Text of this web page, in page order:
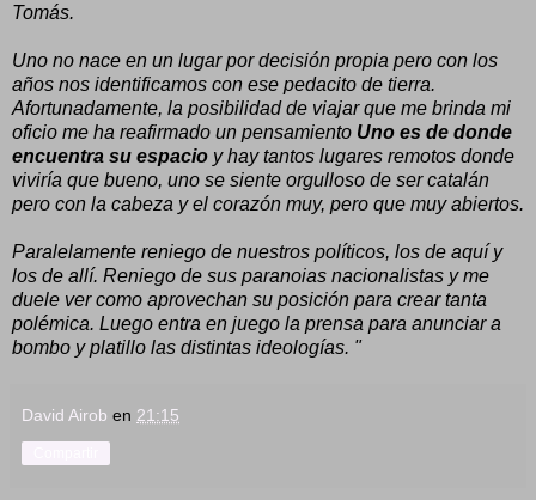
Tomás.
Uno no nace en un lugar por decisión propia pero con los
años nos identificamos con ese pedacito de tierra.
Afortunadamente, la posibilidad de viajar que me brinda mi
oficio me ha reafirmado un pensamiento Uno es de donde
encuentra su espacio y hay tantos lugares remotos donde
viviría que bueno, uno se siente orgulloso de ser catalán
pero con la cabeza y el corazón muy, pero que muy abiertos.
Paralelamente reniego de nuestros políticos, los de aquí y
los de allí. Reniego de sus paranoias nacionalistas y me
duele ver como aprovechan su posición para crear tanta
polémica. Luego entra en juego la prensa para anunciar a
bombo y platillo las distintas ideologías. "
David Airob en 21:15